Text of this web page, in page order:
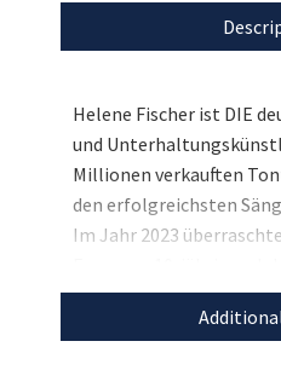
Helene Fischer ist DIE
und
Millionen verkauften
den erfolgreichsten
Im Jahr 2023
Fans zum 10-jährigen
Hits mit einer
„Atemlos durch die